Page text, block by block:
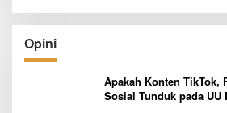
Opini
Apakah Konten TikTok,
Sosial Tunduk pada UU